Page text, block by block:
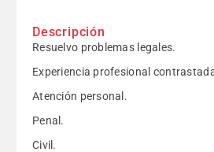
Descripción
Resuelvo problemas legales.
Experiencia profesional
Atención personal.
Penal.
Civil.